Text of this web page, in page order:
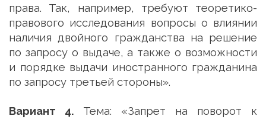
права. Так, например, требуют теоретико-
правового исследования вопросы о влиянии
наличия двойного гражданства на решение
по запросу о выдаче, а также о возможности
и порядке выдачи иностранного гражданина
по запросу третьей стороны».
Вариант 4. Тема: «Запрет на поворот к